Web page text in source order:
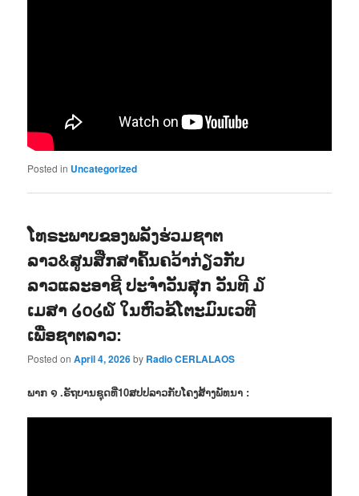
Posted in Uncategorized
ໂທຣະພາບຂອງພລັງຮ່ວມຊາຕ
ລາວ&ສູນສືກສາຄົ້ນຄວ້າກ່ຽວກັບ
ລາວແລະອາຊີ ປະຈຳວັນສຸກ ວັນທີ ໓
ເມສາ ໒໐໒໖ ໃນຫົວຂ້ໂຕະມົນເວທີ
ເພື່ອຊາຕລາວ:
Posted onApril 4, 2026by Radio CERLALAOS
ພາກ ໑ .ຣັຖບານຊຸດທີ່10ສປປລາວກັບໂຄງສ້າງພັທນາ :